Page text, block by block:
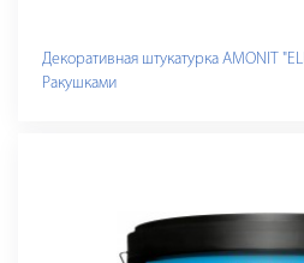
Декоративная штукатурка AMONIT
Ракушками